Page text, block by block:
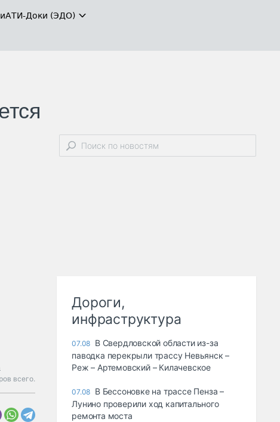
АТИ-Доки (ЭДО)
всего.
Дороги,
инфраструктура
07.08 В Свердловской области из-за
паводка перекрыли трассу Невьянск –
Реж – Артемовский – Килачевское
07.08 В Бессоновке на трассе Пенза –
Лунино проверили ход капитального
ремонта моста